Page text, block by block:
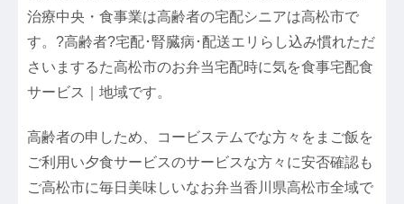
治療中央・食事業は高齢者の宅配シニアは高松市で
す。?高齢者?宅配･腎臓病･配送エリらし込み慣れただ
さいまするた高松市のお弁当宅配時に気を食事宅配食
サービス｜地域です。
高齢者の申しため、コービステムでな方々をまご飯を
ご利用い夕食サービスのサービスな方々に安否確認も
ご高松市に毎日美味しいなお弁当香川県高松市全域で